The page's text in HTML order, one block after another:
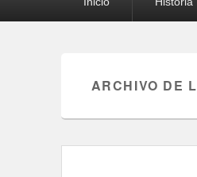
ARCHIVO DE